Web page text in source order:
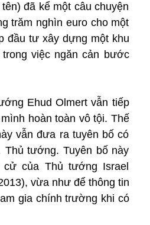
đã kể một câu chuyện
trăm nghìn euro cho một
đầu tư xây dựng một khu
việc ngăn cản bước
Ehud Olmert vẫn tiếp
hoàn toàn vô tội. Thế
vẫn đưa ra tuyên bố có
tướng. Tuyên bố này
của Thủ tướng Israel
vừa như để thông tin
gia chính trường khi có